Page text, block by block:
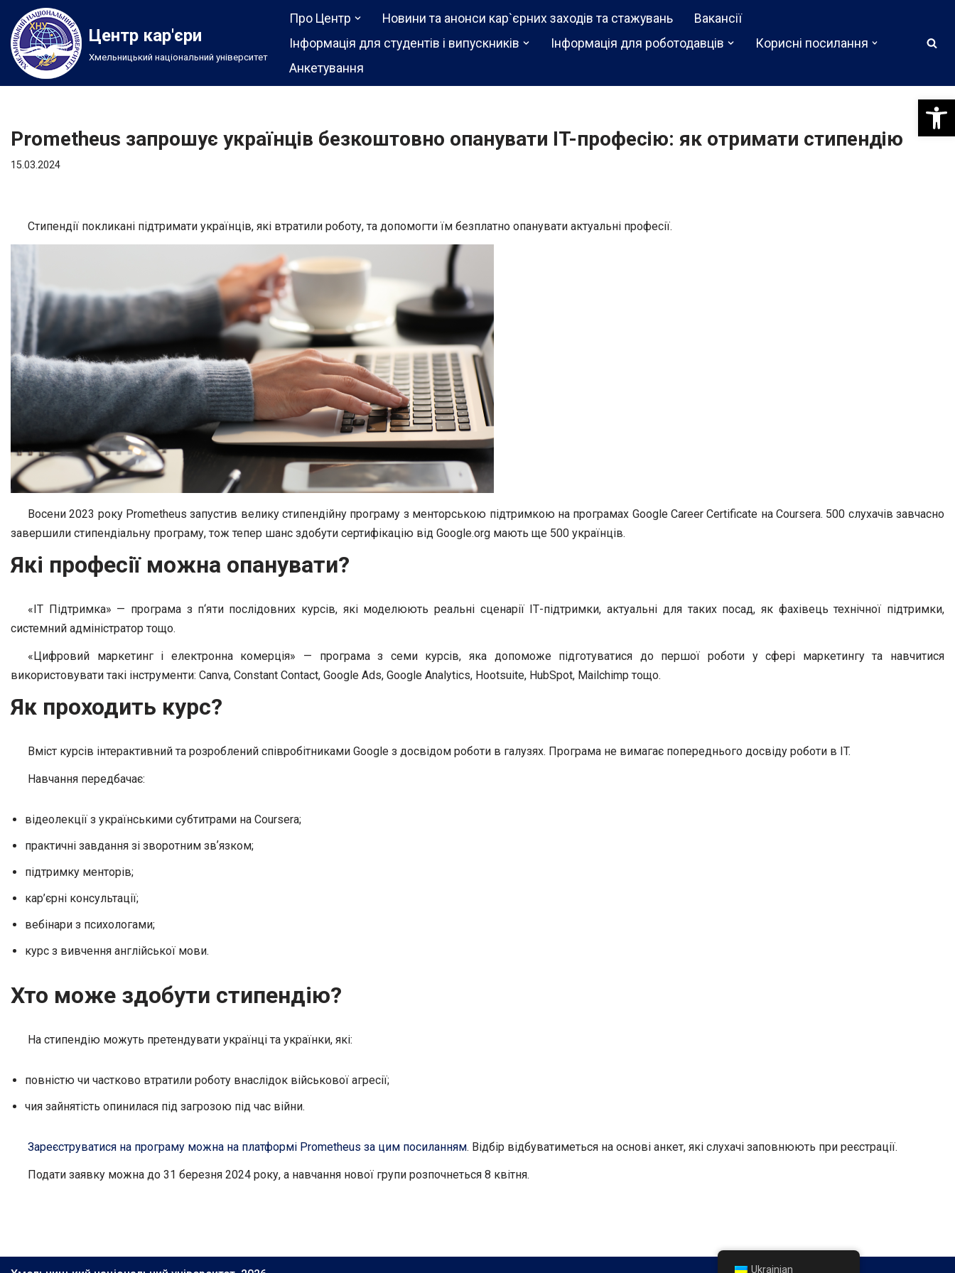
Перейти
до
вмісту
Центр кар'єри
Хмельницький національний університет
Про Центр Новини та анонси кар`єрних заходів та стажувань
Вакансії
Інформація для студентів і випускників
Інформація для роботодавців
Корисні посилання
Анкетування
Prometheus запрошує українців безкоштовно опанувати IT-професію: як отримати стипендію
15.03.2024
Стипендії покликані підтримати українців, які втратили роботу, та допомогти їм безплатно опанувати актуальні професії.
Восени 2023 року Prometheus запустив велику стипендійну програму з менторською підтримкою на програмах Google Career Certificate на Coursera. 500 слухачів завчасно
завершили стипендіальну програму, тож тепер шанс здобути сертифікацію від Google.org мають ще 500 українців.
Які професії можна опанувати?
«IT Підтримка» — програма з п‘яти послідовних курсів, які моделюють реальні сценарії ІТ-підтримки, актуальні для таких посад, як фахівець технічної підтримки,
системний адміністратор тощо.
«Цифровий маркетинг і електронна комерція» — програма з семи курсів, яка допоможе підготуватися до першої роботи у сфері маркетингу та навчитися
використовувати такі інструменти: Canva, Constant Contact, Google Ads, Google Analytics, Hootsuite, HubSpot, Mailchimp тощо.
Як проходить курс?
Вміст курсів інтерактивний та розроблений співробітниками Google з досвідом роботи в галузях. Програма не вимагає попереднього досвіду роботи в IT.
Навчання передбачає:
відеолекції з українськими субтитрами на Coursera;
практичні завдання зі зворотним звʼязком;
підтримку менторів;
кар’єрні консультації;
вебінари з психологами;
курс з вивчення англійської мови.
Хто може здобути стипендію?
На стипендію можуть претендувати українці та українки, які:
повністю чи частково втратили роботу внаслідок військової агресії;
чия зайнятість опинилася під загрозою під час війни.
Зареєструватися на програму можна на платформі Prometheus за цим посиланням. Відбір відбуватиметься на основі анкет, які слухачі заповнюють при реєстрації.
Подати заявку можна до 31 березня 2024 року, а навчання нової групи розпочнеться 8 квітня.
Ukrainian